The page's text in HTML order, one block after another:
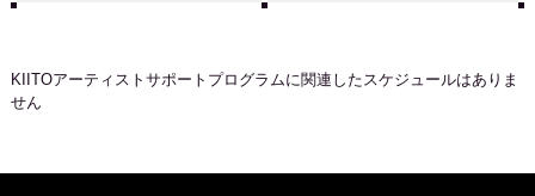
KIITOアーティストサポートプログラムに関連したスケジュールはありま
せん